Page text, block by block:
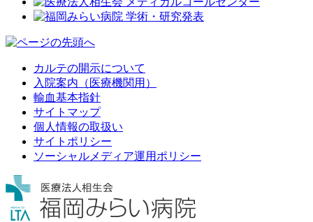
カルテの開示について
入院案内（医療機関用）
輸血基本指針
サイトマップ
個人情報の取扱い
サイトポリシー
ソーシャルメディア運用ポリシー